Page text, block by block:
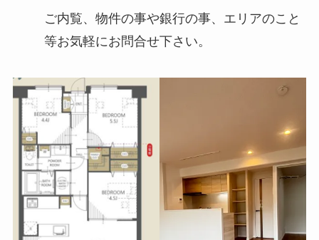
ご内覧、物件の事や銀行の事、エリアのこと
等お気軽にお問合せ下さい。